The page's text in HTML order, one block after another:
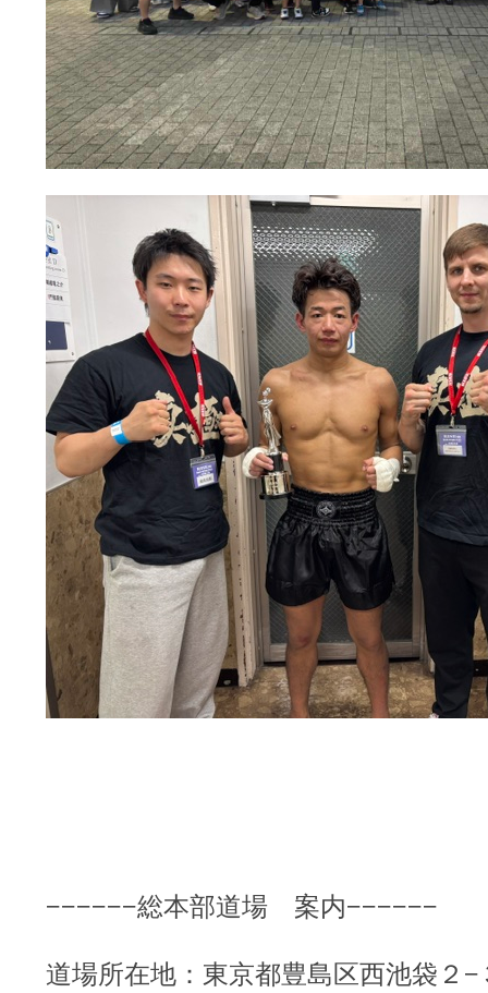
−−−−−−総本部道場 案内−−−−−−
道場所在地：東京都豊島区西池袋２−